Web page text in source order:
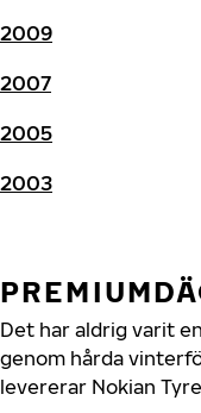
2009
2007
2005
2003
Det har aldrig varit
genom hårda
levererar Nokian